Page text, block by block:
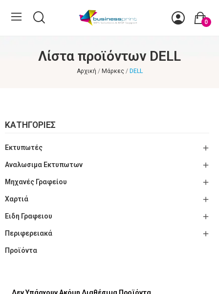
0
Λίστα προϊόντων DELL
Αρχική Μάρκες DELL
ΚΑΤΗΓΟΡΊΕΣ
Εκτυπωτές 
Αναλωσιμα Εκτυπωτων 
Μηχανές Γραφείου 
Χαρτιά 
Ειδη Γραφειου 
Περιφερειακά 
Προϊόντα